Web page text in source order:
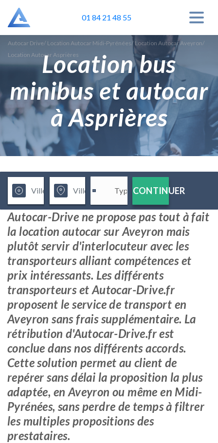
01 84 21 48 55
Autocar Drive/ Location Autocar Midi-Pyrénées/ Location Autocar Aveyron/
Location Autocar Asprières
Location bus
minibus et autocar
à Asprières
CONTINUER
Autocar-Drive ne propose pas tout à fait
la location autocar sur Aveyron mais
plutôt servir d'interlocuteur avec les
transporteurs alliant compétences et
prix intéressants. Les différents
transporteurs et Autocar-Drive.fr
proposent le service de transport en
Aveyron sans frais supplémentaire. La
rétribution d'Autocar-Drive.fr est
conclue dans nos différents accords.
Cette solution permet au client de
repérer sans délai la proposition la plus
adaptée, en Aveyron ou même en Midi-
Pyrénées, sans perdre de temps à filtrer
les multiples propositions des
prestataires.